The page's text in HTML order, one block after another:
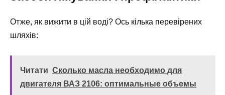
Отже, як вижити в цій воді? Ось кілька перевірених
шляхів:
Читати Сколько масла необходимо для
двигателя ВАЗ 2106: оптимальные объемы